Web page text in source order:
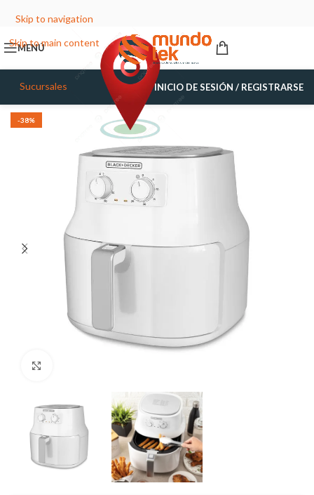
Skip to navigation
Skip to main content
MENÚ
Sucursales INICIO DE SESIÓN / REGISTRARSE
-38%